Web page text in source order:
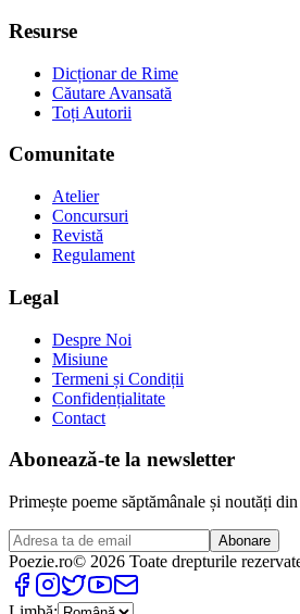
Resurse
Dicționar de Rime
Căutare Avansată
Toți Autorii
Comunitate
Atelier
Concursuri
Revistă
Regulament
Legal
Despre Noi
Misiune
Termeni și Condiții
Confidențialitate
Contact
Abonează-te la newsletter
Primește poeme săptămânale și noutăți
Abonare
Poezie.ro© 2026 Toate drepturile